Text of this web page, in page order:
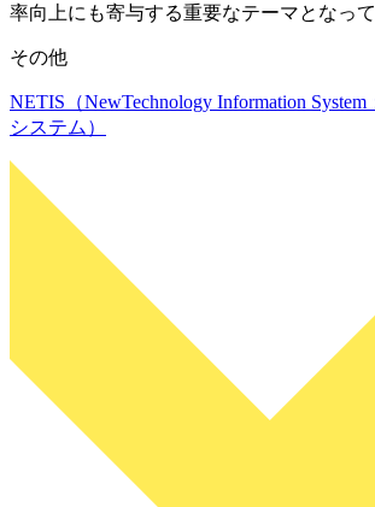
率向上にも寄与する重要なテーマとなって
その他
NETIS（NewTechnology Information
システム）